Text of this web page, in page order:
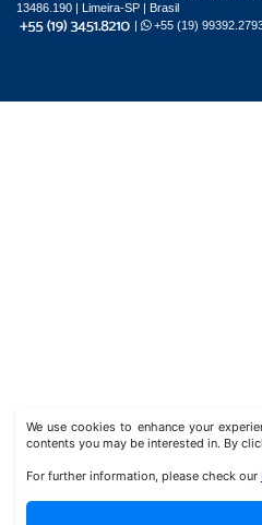
We use cookies to enhance your
contents you may be interested in. By
For further information, please check our
13486.190 | Limeira-SP | Brasil
|
+55 (19)